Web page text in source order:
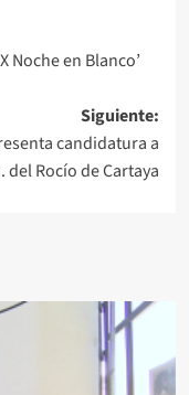
Noche en Blanco’
Siguiente:
candidatura a
Rocío de Cartaya